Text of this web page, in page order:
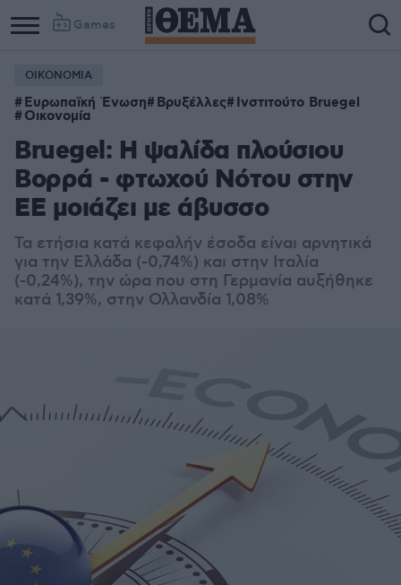
Games
ΟΙΚΟΝΟΜΙΑ
Ευρωπαϊκή Ένωση Βρυξέλλες Ινστιτούτο Bruegel
Οικονομία
Bruegel: Η ψαλίδα πλούσιου
Βορρά - φτωχού Νότου στην
ΕΕ μοιάζει με άβυσσο
Τα ετήσια κατά κεφαλήν έσοδα είναι αρνητικά
για την Ελλάδα (-0,74%) και στην Ιταλία
(-0,24%), την ώρα που στη Γερμανία αυξήθηκε
κατά 1,39%, στην Ολλανδία 1,08%